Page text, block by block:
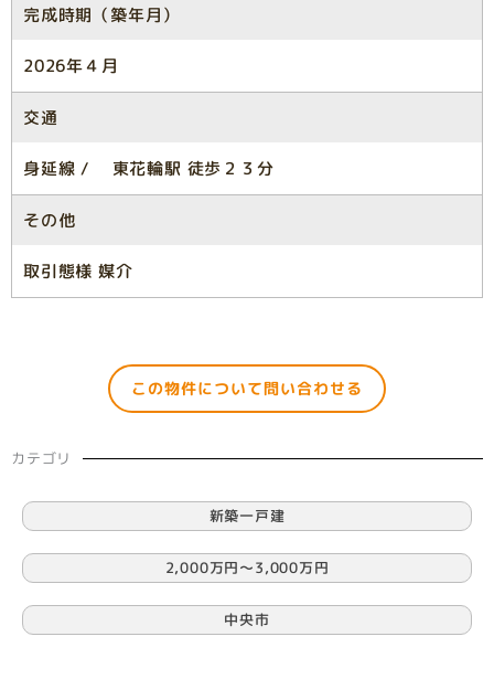
完成時期（築年月）
2026年４月
交通
身延線 / 東花輪駅 徒歩２３分
その他
取引態様 媒介
この物件について問い合わせる
カテゴリ
新築一戸建
2,000万円〜3,000万円
中央市